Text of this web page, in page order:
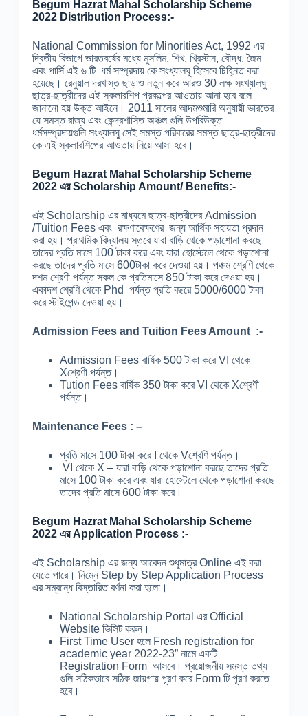
Begum Hazrat Mahal Scholarship Scheme
2022 Distribution Process:-
National Commission for Minorities Act, 1992 এর
দ্বিতীয় বিভাগে ভারতবর্ষের মধ্যে মুসলিম, শিখ, খ্রিস্টান, বৌদ্ধ, জৈন
এবং পার্সি এই ৬ টি ধর্ম সম্প্রদায় কে সংখ্যালঘু হিসেবে চিহ্নিত করা
হয়েছে। রেনুয়াল দরখাস্ত ছাড়াও নতুন করে আরও 30 লক্ষ সংখ্যালঘু
ছাত্র-ছাত্রীদের এই স্কলারশিপ প্রকল্পের আওতায় আনা হবে বলে
জানানো হয় উক্ত আইনে। 2011 সালের আদমশুমারি অনুযায়ী ভারতের
যে সমস্ত রাজ্য এবং কেন্দ্রশাসিত অঞ্চল গুলি উপরিউক্ত
ধর্মসম্প্রদায়গুলি সংখ্যালঘু সেই সমস্ত পরিবারের সমস্ত ছাত্র-ছাত্রীদের
কে এই স্কলারশিপের আওতায় নিয়ে আসা হবে।
Begum Hazrat Mahal Scholarship Scheme
2022এর Scholarship Amount/ Benefits:-
এই Scholarship এর মাধ্যমে ছাত্র-ছাত্রীদের Admission
/Tuition Fees এবং রক্ষণাবেক্ষণের জন্য আর্থিক সহায়তা প্রদান
করা হয়। প্রাথমিক বিদ্যালয় স্তরে যারা বাড়ি থেকে পড়াশোনা করছে
তাদের প্রতি মাসে 100 টাকা করে এবং যারা হোস্টেলে থেকে পড়াশোনা
করছে তাদের প্রতি মাসে 600টাকা করে দেওয়া হয়। পঞ্চম শ্রেণি থেকে
দশম শ্রেণী পর্যন্ত সকল কে প্রতিমাসে 850 টাকা করে দেওয়া হয়।
একাদশ শ্রেণি থেকে Phd পর্যন্ত প্রতি বছরে 5000/6000 টাকা
করে স্টাইপেন্ড দেওয়া হয়।
Admission Fees and Tuition Fees Amount :-
Admission Fees বার্ষিক 500 টাকা করে VI থেকে
Xশ্রেণী পর্যন্ত।
Tution Fees বার্ষিক 350 টাকা করে VI থেকে Xশ্রেণী
পর্যন্ত।
Maintenance Fees : –
প্রতি মাসে 100 টাকা করে I থেকে Vশ্রেণি পর্যন্ত।
VI থেকে X – যারা বাড়ি থেকে পড়াশোনা করছে তাদের প্রতি
মাসে 100 টাকা করে এবং যারা হোস্টেলে থেকে পড়াশোনা করছে
তাদের প্রতি মাসে 600 টাকা করে।
Begum Hazrat Mahal Scholarship Scheme
2022 এর Application Process :-
এই Scholarship এর জন্য আবেদন শুধুমাত্র Online এই করা
যেতে পারে। নিম্নে Step by Step Application Process
এর সম্বন্ধে বিস্তারিত বর্ণনা করা হলো।
National Scholarship Portal এর Official
Website ভিসিট করুন।
First Time User হলে Fresh registration for
academic year 2022-23” নামে একটি
Registration Form আসবে। প্রয়োজনীয় সমস্ত তথ্য
গুলি সঠিকভাবে সঠিক জায়গায় পূরণ করে Form টি পূরণ করতে
হবে।